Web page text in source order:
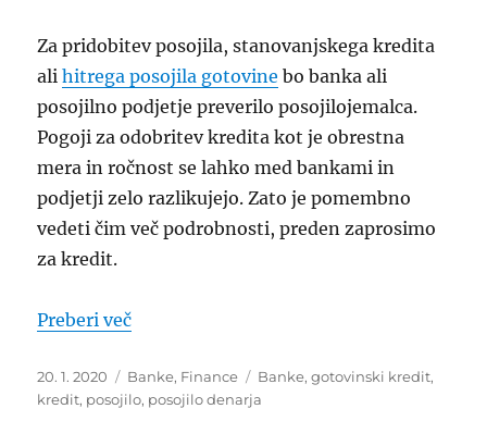
Za pridobitev posojila, stanovanjskega kredita
alihitrega posojila gotovine bo banka ali
posojilno podjetje preverilo posojilojemalca.
Pogoji za odobritev kredita kot je obrestna
mera in ročnost se lahko med bankami in
podjetji zelo razlikujejo. Zato je pomembno
vedeti čim več podrobnosti, preden zaprosimo
za kredit.
Preberi več“Pogoji za odobritev kredita”
Objavljeno
dne
20. 1. 2020 Kategorije
Banke, Finance Oznake
Banke,gotovinski kredit,
kredit, posojilo, posojilo denarja